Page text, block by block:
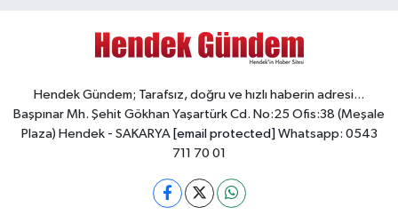
Hendek Gündem; Tarafsız, doğru ve hızlı haberin adresi...
Başpınar Mh. Şehit Gökhan Yaşartürk Cd. No:25 Ofis:38 (Meşale
Plaza) Hendek - SAKARYA [email protected] Whatsapp: 0543
711 70 01